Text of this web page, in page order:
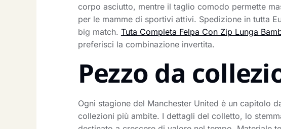
corpo asciutto, mentre il taglio comodo permette
per le mamme di sportivi attivi. Spedizione in tutta
big match. Tuta Completa Felpa Con Zip Lunga
preferisci la combinazione invertita.
Pezzo da
Ogni stagione del Manchester United è un capitolo
collezioni più ambite. I dettagli del colletto, lo